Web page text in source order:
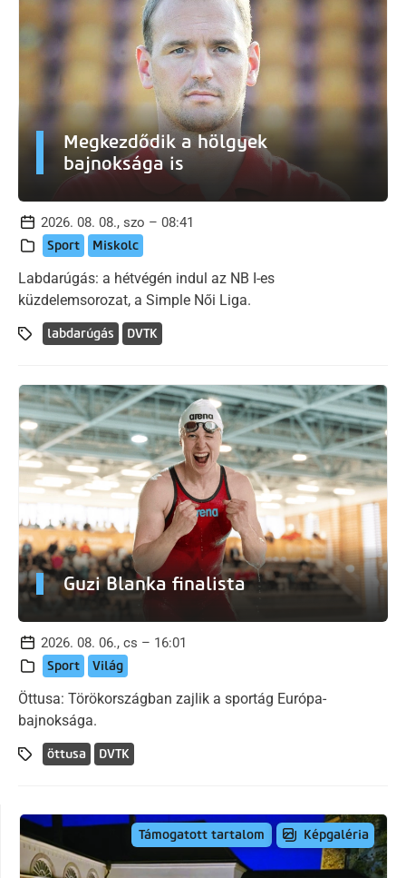
Megkezdődik a hölgyek
bajnoksága is
2026. 08. 08., szo – 08:41
Sport Miskolc
Labdarúgás: a hétvégén indul az NB I-es
küzdelemsorozat, a Simple Női Liga.
labdarúgás DVTK
Guzi Blanka finalista
2026. 08. 06., cs – 16:01
Sport Világ
Öttusa: Törökországban zajlik a sportág Európa-
bajnoksága.
öttusa DVTK
Támogatott tartalom Képgaléria